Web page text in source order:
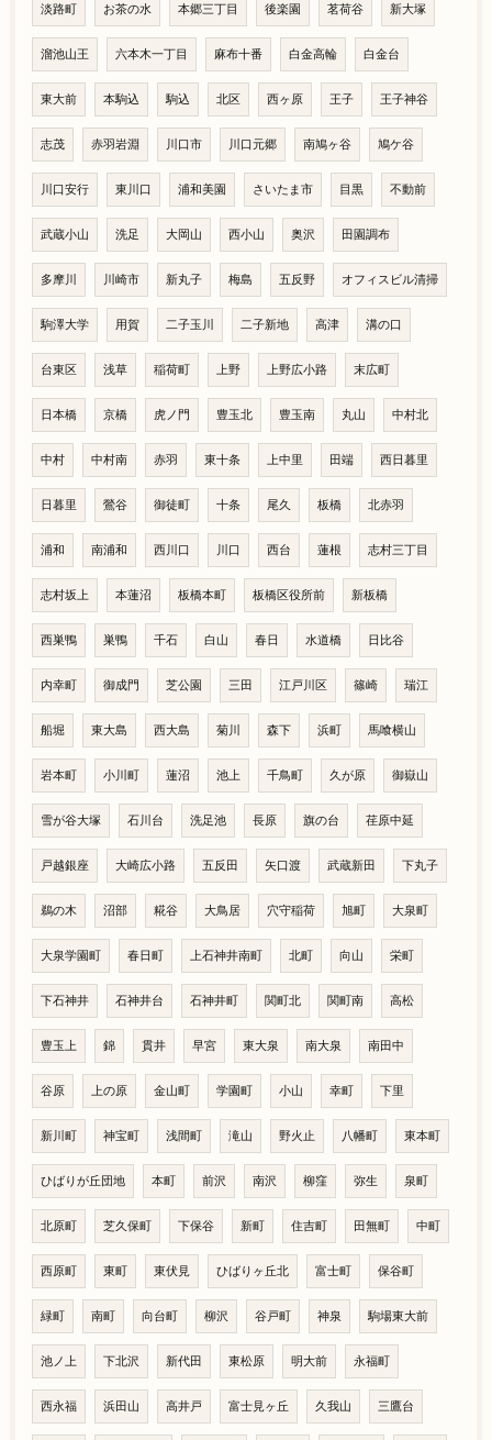
淡路町 お茶の水 本郷三丁目 後楽園 茗荷谷 新大塚
溜池山王 六本木一丁目 麻布十番 白金高輪 白金台
東大前 本駒込 駒込 北区 西ヶ原 王子 王子神谷
志茂 赤羽岩淵 川口市 川口元郷 南鳩ヶ谷 鳩ケ谷
川口安行 東川口 浦和美園 さいたま市 目黒 不動前
武蔵小山 洗足 大岡山 西小山 奥沢 田園調布
多摩川 川崎市 新丸子 梅島 五反野 オフィスビル清掃
駒澤大学 用賀 二子玉川 二子新地 高津 溝の口
台東区 浅草 稲荷町 上野 上野広小路 末広町
日本橋 京橋 虎ノ門 豊玉北 豊玉南 丸山 中村北
中村 中村南 赤羽 東十条 上中里 田端 西日暮里
日暮里 鶯谷 御徒町 十条 尾久 板橋 北赤羽
浦和 南浦和 西川口 川口 西台 蓮根 志村三丁目
志村坂上 本蓮沼 板橋本町 板橋区役所前 新板橋
西巣鴨 巣鴨 千石 白山 春日 水道橋 日比谷
内幸町 御成門 芝公園 三田 江戸川区 篠崎 瑞江
船堀 東大島 西大島 菊川 森下 浜町 馬喰横山
岩本町 小川町 蓮沼 池上 千鳥町 久が原 御嶽山
雪が谷大塚 石川台 洗足池 長原 旗の台 荏原中延
戸越銀座 大崎広小路 五反田 矢口渡 武蔵新田 下丸子
鵜の木 沼部 糀谷 大鳥居 穴守稲荷 旭町 大泉町
大泉学園町 春日町 上石神井南町 北町 向山 栄町
下石神井 石神井台 石神井町 関町北 関町南 高松
豊玉上 錦 貫井 早宮 東大泉 南大泉 南田中
谷原 上の原 金山町 学園町 小山 幸町 下里
新川町 神宝町 浅間町 滝山 野火止 八幡町 東本町
ひばりが丘団地 本町 前沢 南沢 柳窪 弥生 泉町
北原町 芝久保町 下保谷 新町 住吉町 田無町 中町
西原町 東町 東伏見 ひばりヶ丘北 富士町 保谷町
緑町 南町 向台町 柳沢 谷戸町 神泉 駒場東大前
池ノ上 下北沢 新代田 東松原 明大前 永福町
西永福 浜田山 高井戸 富士見ヶ丘 久我山 三鷹台